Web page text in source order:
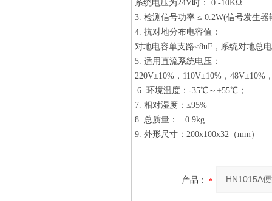
系统电压为24V时： 0 -10KΩ
3. 检测信号功率 ≤ 0.2W(信号发生器
4. 抗对地分布电容值：
对地电容单支路≤8uF，系统对地总
5. 适用直流系统电压：
220V±10%，110V±10%，
6. 环境温度：-35℃～+55℃；
7. 相对湿度：≤95%
8. 总质量： 0.9kg
9. 外形尺寸：200x100x32（mm）
产品：